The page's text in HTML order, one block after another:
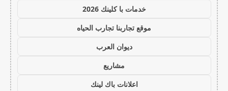
خدمات با كلينك 2026
موقع تجاربنا تجارب الحياه
ديوان العرب
مشاريع
اعلانات باك لينك